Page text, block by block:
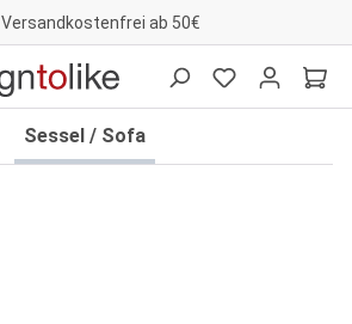
Versandkostenfrei ab 50€
Sessel / Sofa